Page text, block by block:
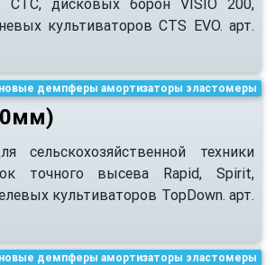
культиваторов CTS EVO. арт.
демпферы амортизаторы эластомеры
техники
точного высева Rapid, Spirit,
культиваторов TopDown. арт.
демпферы амортизаторы эластомеры